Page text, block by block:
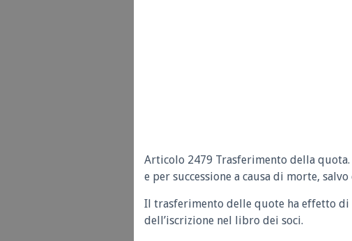
Articolo 2479 Trasferimento della
e per successione a causa di morte,
Il trasferimento delle quote ha effetto di
dell’iscrizione nel libro dei soci.